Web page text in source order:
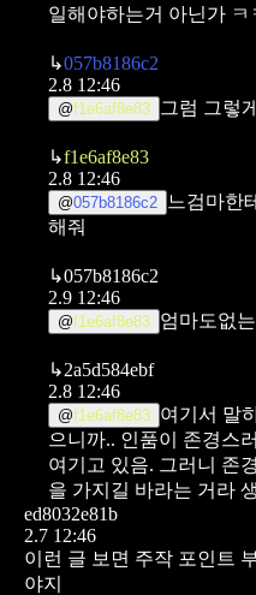
일해야하는거 아닌가
↳057b8186c2
2.8 12:46
@f1e6af8e83 그럼 그렇
↳f1e6af8e83
2.8 12:46
@057b8186c2
느검마한
해줘
↳057b8186c2
2.9 12:46
@f1e6af8e83 엄마도없
↳2a5d584ebf
2.8 12:46
@f1e6af8e83 여기서 말
으니까.. 인품이 존경스
여기고 있음. 그러니 존
을 가지길 바라는 거라
ed8032e81b
2.7 12:46
이런 글 보면 주작 포인트
야지